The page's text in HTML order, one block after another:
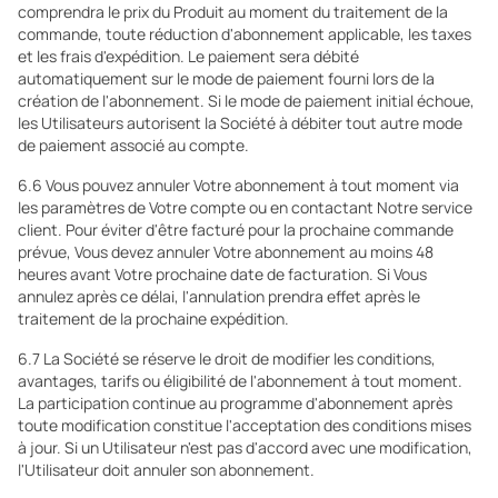
comprendra le prix du Produit au moment du traitement de la
commande, toute réduction d'abonnement applicable, les taxes
et les frais d'expédition. Le paiement sera débité
automatiquement sur le mode de paiement fourni lors de la
création de l'abonnement. Si le mode de paiement initial échoue,
les Utilisateurs autorisent la Société à débiter tout autre mode
de paiement associé au compte.
6.6 Vous pouvez annuler Votre abonnement à tout moment via
les paramètres de Votre compte ou en contactant Notre service
client. Pour éviter d'être facturé pour la prochaine commande
prévue, Vous devez annuler Votre abonnement au moins 48
heures avant Votre prochaine date de facturation. Si Vous
annulez après ce délai, l'annulation prendra effet après le
traitement de la prochaine expédition.
6.7 La Société se réserve le droit de modifier les conditions,
avantages, tarifs ou éligibilité de l'abonnement à tout moment.
La participation continue au programme d'abonnement après
toute modification constitue l'acceptation des conditions mises
à jour. Si un Utilisateur n'est pas d'accord avec une modification,
l'Utilisateur doit annuler son abonnement.